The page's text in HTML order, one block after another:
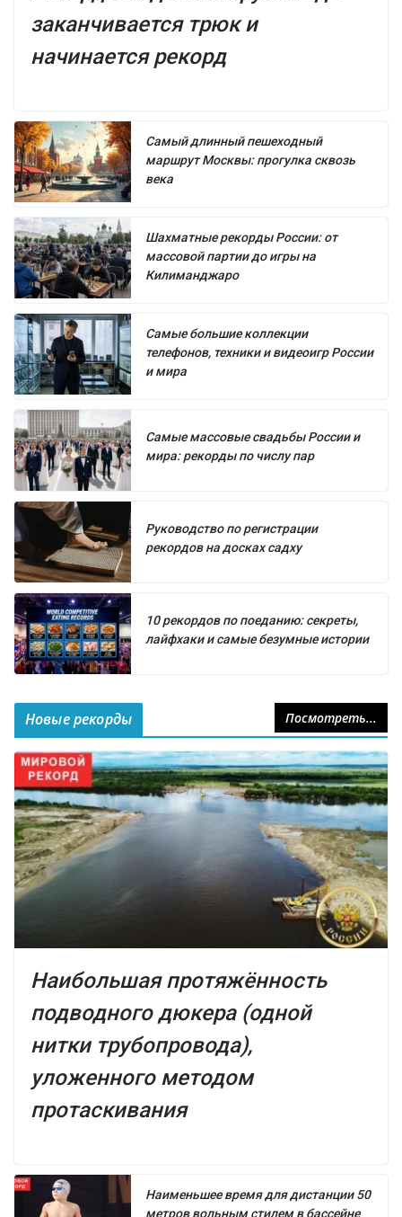
заканчивается трюк и
начинается рекорд
Самый длинный пешеходный
маршрут Москвы: прогулка сквозь
века
Шахматные рекорды России: от
массовой партии до игры на
Килиманджаро
Самые большие коллекции
телефонов, техники и видеоигр России
и мира
Самые массовые свадьбы России и
мира: рекорды по числу пар
Руководство по регистрации
рекордов на досках садху
10 рекордов по поеданию: секреты,
лайфхаки и самые безумные истории
Новые рекорды Посмотреть...
Наибольшая протяжённость
подводного дюкера (одной
нитки трубопровода),
уложенного методом
протаскивания
Наименьшее время для дистанции 50
метров вольным стилем в бассейне